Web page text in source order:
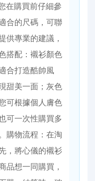
在購買前仔細參
合的尺碼，可聯
供專業的建議，
搭配：襯衫顏色
合打造酷帥風
甜美一面；灰色
可根據個人膚色
可一次性購買多
購物流程：在淘
，將心儀的襯衫
品想一同購買，